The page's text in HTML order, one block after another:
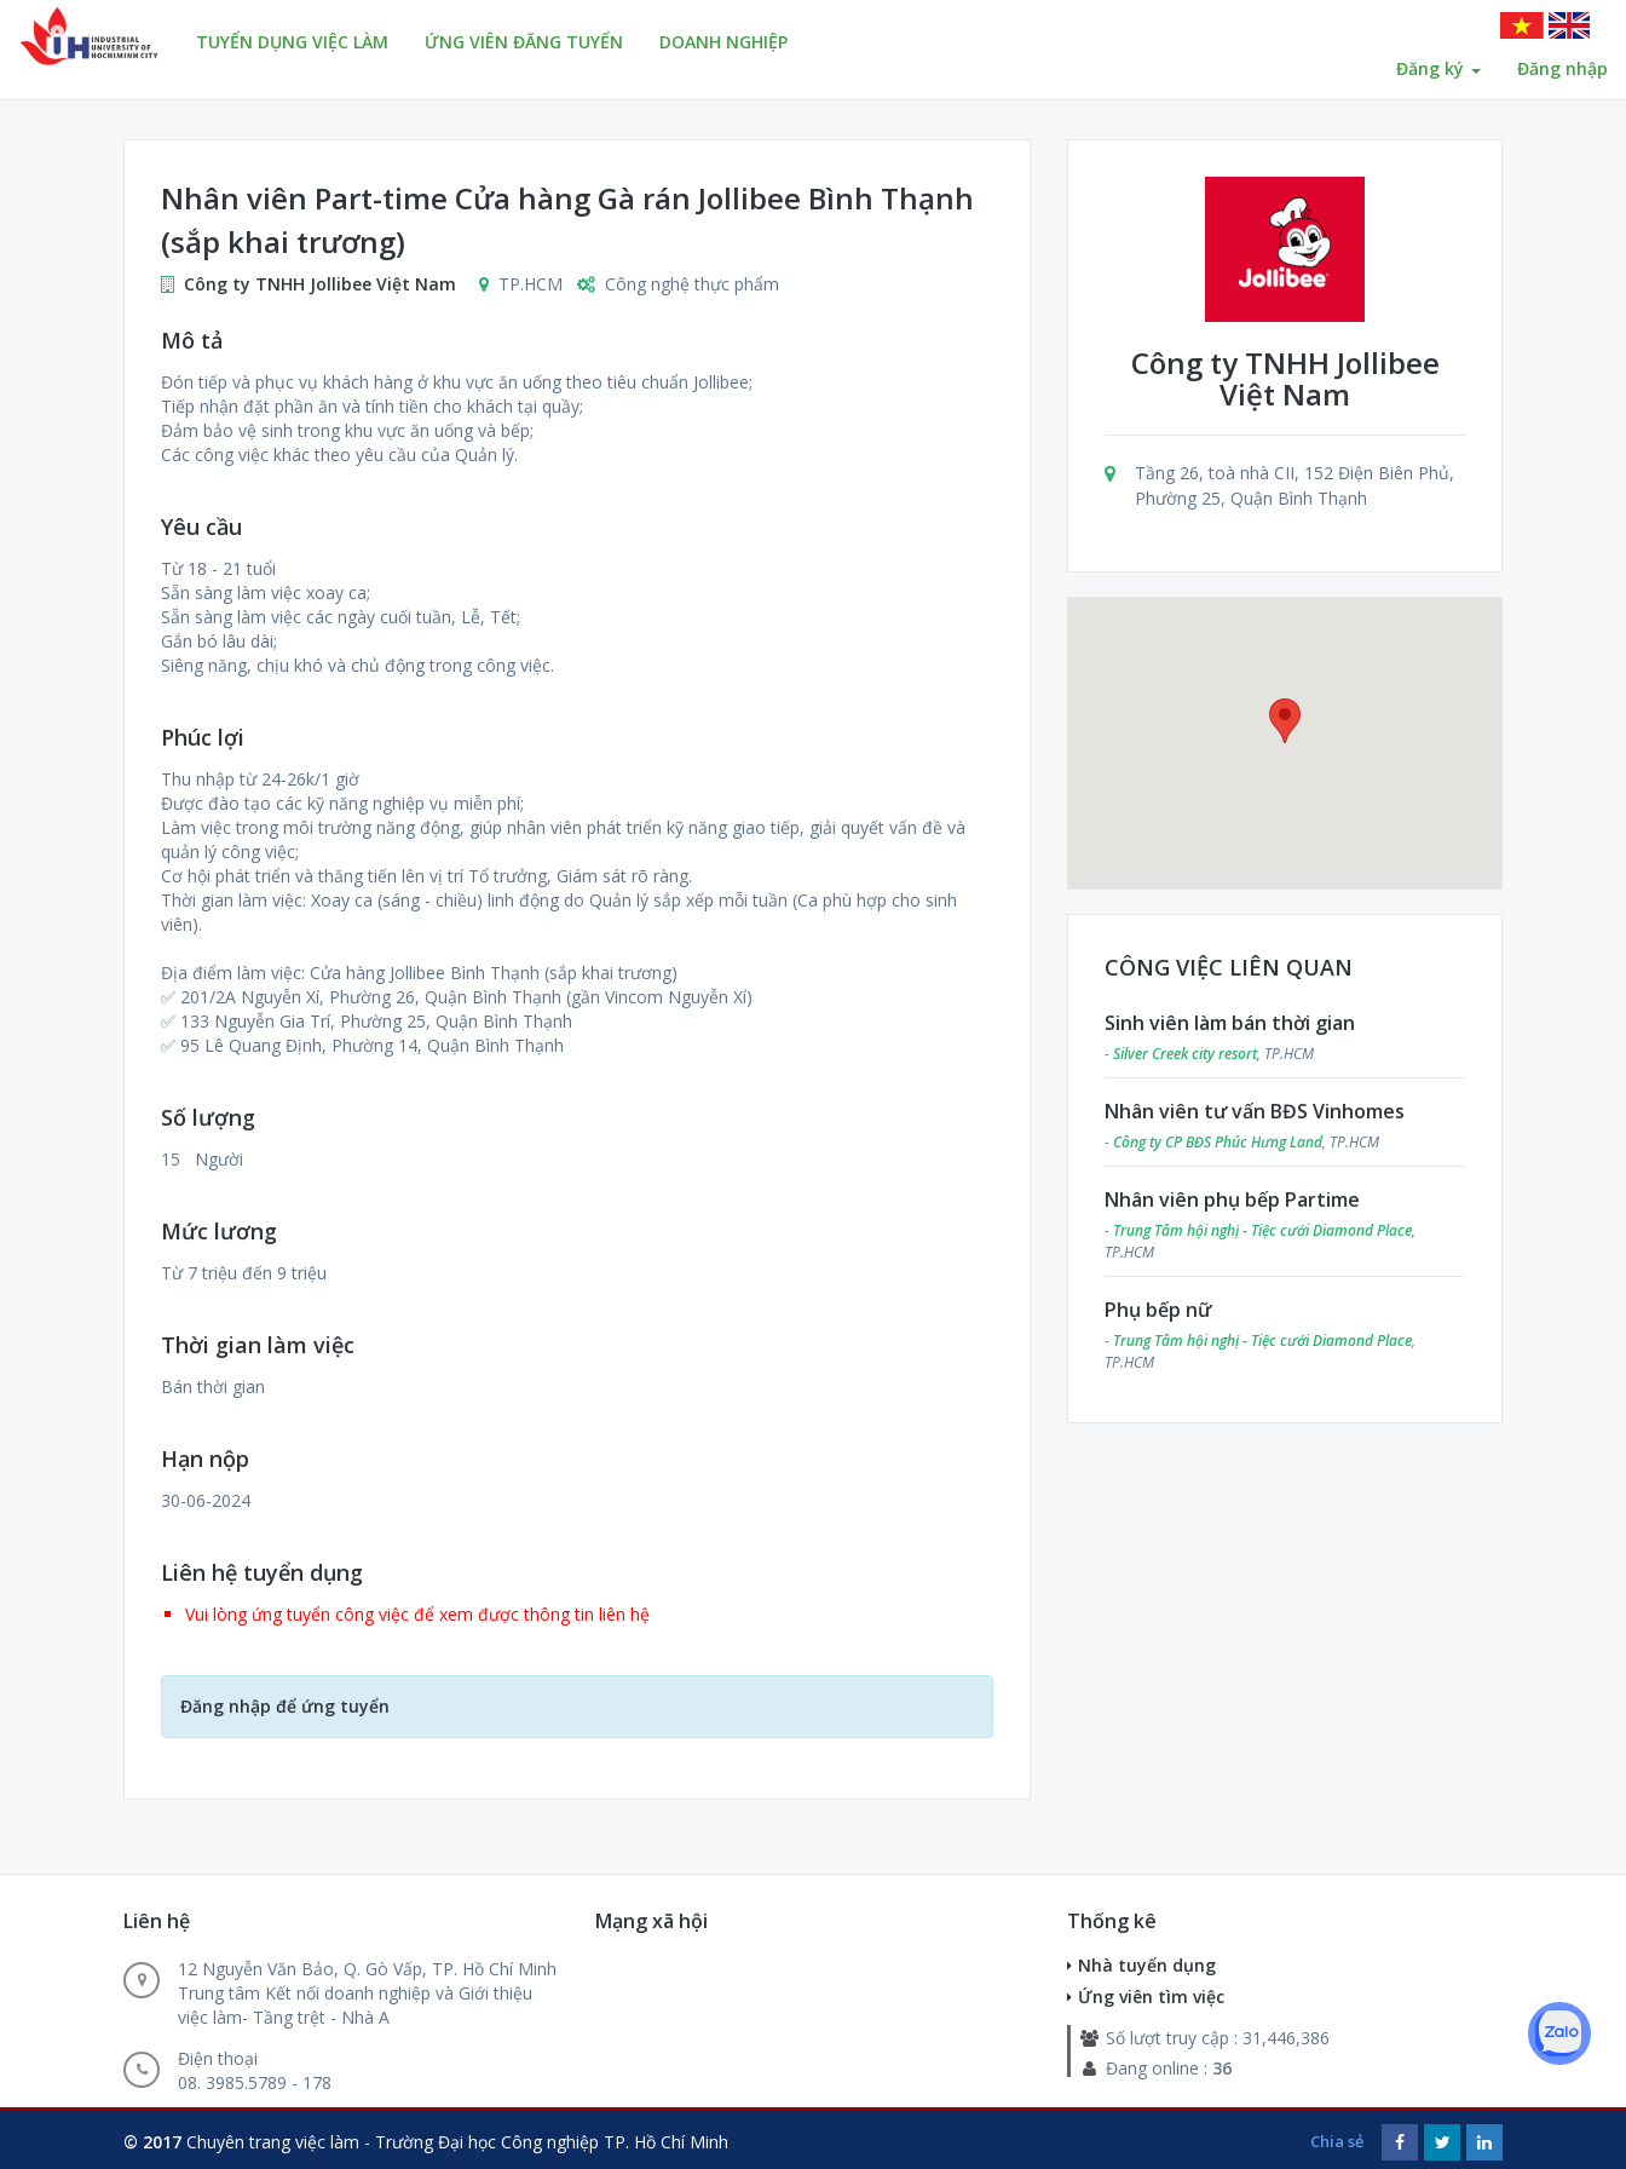
TUYỂN DỤNG VIỆC LÀM ỨNG VIÊN ĐĂNG TUYỂN
DOANH NGHIỆP
Đăng ký
Đăng nhập
Nhân viên Part-time Cửa hàng Gà rán Jollibee Bình Thạnh
(sắp khai trương)
Công ty TNHH Jollibee Việt Nam TP.HCM Công nghệ thực phẩm
Mô tả
Đón tiếp và phục vụ khách hàng ở khu vực ăn uống theo tiêu chuẩn Jollibee;
Tiếp nhận đặt phần ăn và tính tiền cho khách tại quầy;
Đảm bảo vệ sinh trong khu vực ăn uống và bếp;
Các công việc khác theo yêu cầu của Quản lý.
Yêu cầu
Từ 18 - 21 tuổi
Sẵn sàng làm việc xoay ca;
Sẵn sàng làm việc các ngày cuối tuần, Lễ, Tết;
Gắn bó lâu dài;
Siêng năng, chịu khó và chủ động trong công việc.
Phúc lợi
Thu nhập từ 24-26k/1 giờ
Được đào tạo các kỹ năng nghiệp vụ miễn phí;
Làm việc trong môi trường năng động, giúp nhân viên phát triển kỹ năng giao tiếp, giải quyết vấn đề và
quản lý công việc;
Cơ hội phát triển và thăng tiến lên vị trí Tổ trưởng, Giám sát rõ ràng.
Thời gian làm việc: Xoay ca (sáng - chiều) linh động do Quản lý sắp xếp mỗi tuần (Ca phù hợp cho sinh
viên).
Địa điểm làm việc: Cửa hàng Jollibee Bình Thạnh (sắp khai trương)
✅ 201/2A Nguyễn Xí, Phường 26, Quận Bình Thạnh (gần Vincom Nguyễn Xí)
✅ 133 Nguyễn Gia Trí, Phường 25, Quận Bình Thạnh
✅ 95 Lê Quang Định, Phường 14, Quận Bình Thạnh
Số lượng
15 Người
Mức lương
Từ 7 triệu đến 9 triệu
Thời gian làm việc
Bán thời gian
Hạn nộp
30-06-2024
Liên hệ tuyển dụng
Vui lòng ứng tuyển công việc để xem được thông tin liên hệ
Đăng nhập để ứng tuyển
Công ty TNHH Jollibee
Việt Nam
Tầng 26, toà nhà CII, 152 Điện Biên Phủ,
Phường 25, Quận Bình Thạnh
CÔNG VIỆC LIÊN QUAN
Sinh viên làm bán thời gian
-Silver Creek city resort, TP.HCM
Nhân viên tư vấn BĐS Vinhomes
-Công ty CP BĐS Phúc Hưng Land, TP.HCM
Nhân viên phụ bếp Partime
- Trung Tâm hội nghị - Tiệc cưới Diamond Place,
TP.HCM
Phụ bếp nữ
- Trung Tâm hội nghị - Tiệc cưới Diamond Place,
TP.HCM
Liên hệ
12 Nguyễn Văn Bảo, Q. Gò Vấp, TP. Hồ Chí Minh
Trung tâm Kết nối doanh nghiệp và Giới thiệu
việc làm- Tầng trệt - Nhà A
Điện thoại
08. 3985.5789 - 178
Mạng xã hội Thống kê
Nhà tuyển dụng
Ứng viên tìm việc
Số lượt truy cập : 31,446,386
Đang online : 36
© 2017 Chuyên trang việc làm - Trường Đại học Công nghiệp TP. Hồ Chí Minh Chia sẻ